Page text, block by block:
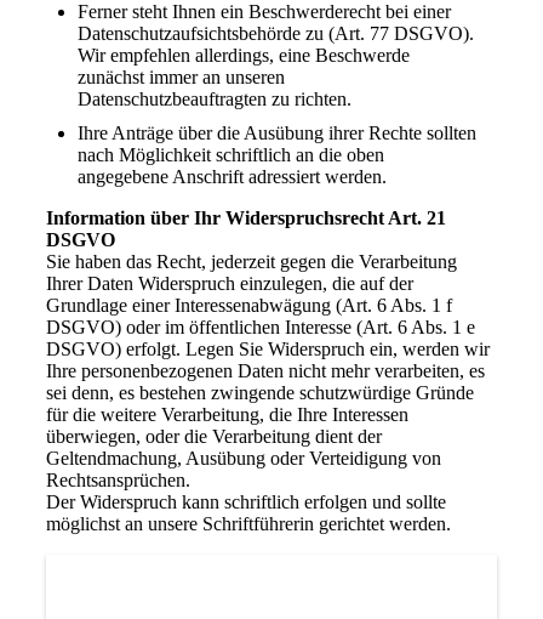
Ferner steht Ihnen ein Beschwerderecht bei einer
Datenschutzaufsichtsbehörde zu (Art. 77 DSGVO).
Wir empfehlen allerdings, eine Beschwerde
zunächst immer an unseren
Datenschutzbeauftragten zu richten.
Ihre Anträge über die Ausübung ihrer Rechte sollten
nach Möglichkeit schriftlich an die oben
angegebene Anschrift adressiert werden.
Information über Ihr Widerspruchsrecht Art. 21
DSGVO
Sie haben das Recht, jederzeit gegen die Verarbeitung
Ihrer Daten Widerspruch einzulegen, die auf der
Grundlage einer Interessenabwägung (Art. 6 Abs. 1 f
DSGVO) oder im öffentlichen Interesse (Art. 6 Abs. 1 e
DSGVO) erfolgt. Legen Sie Widerspruch ein, werden wir
Ihre personenbezogenen Daten nicht mehr verarbeiten, es
sei denn, es bestehen zwingende schutzwürdige Gründe
für die weitere Verarbeitung, die Ihre Interessen
überwiegen, oder die Verarbeitung dient der
Geltendmachung, Ausübung oder Verteidigung von
Rechtsansprüchen.
Der Widerspruch kann schriftlich erfolgen und sollte
möglichst an unsere Schriftführerin gerichtet werden.